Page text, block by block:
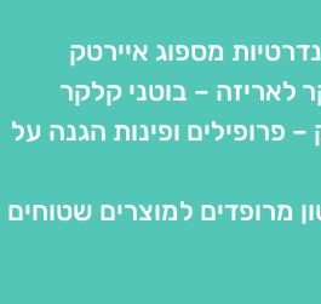
מספוג איירטק
לאריזה – בוטני קלקר
פרופילים ופינות הגנה על
מרופדים למוצרים שטוחים